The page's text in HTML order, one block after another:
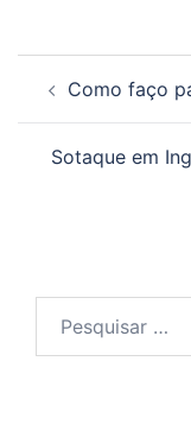
de
Como faço
Sotaque em
por: